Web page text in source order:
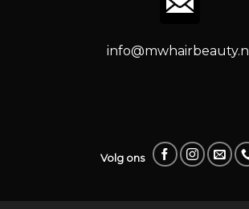
info@mwhairbeauty.nl
Volg ons